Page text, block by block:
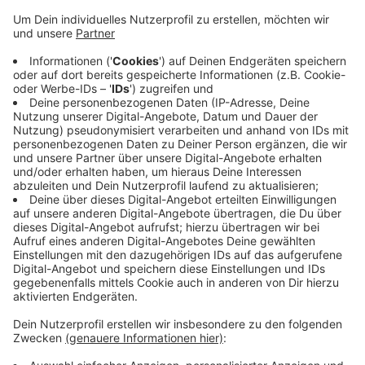
Reparaturarbeiten dauern länger
Anzeige
Nach Einschätzung des Versorgers RWW wird die
Reparatur voraussichtlich bis heute Abend bzw.
morgen Vormittag dauern. Bis dahin sollen die
betroffenen Haushalte über ein Standrohr mit Wasser
versorgt werden.
Anzeige